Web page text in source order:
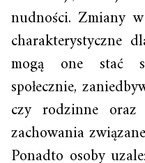
nudności. Zmiany
charakterystyczne
mogą one stać
społecznie,
czy rodzinne oraz
zachowania
Ponadto osoby